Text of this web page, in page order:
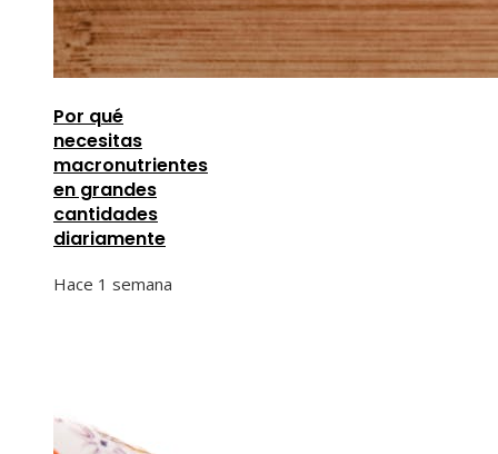
Por qué
necesitas
macronutrientes
en grandes
cantidades
diariamente
Hace 1 semana